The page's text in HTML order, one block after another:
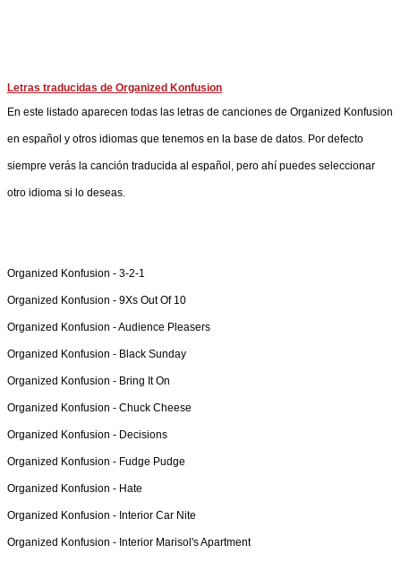
Letras traducidas de Organized Konfusion
En este listado aparecen todas las letras de canciones de Organized Konfusion
en español y otros idiomas que tenemos en la base de datos. Por defecto
siempre verás la canción traducida al español, pero ahí puedes seleccionar
otro idioma si lo deseas.
Organized Konfusion - 3-2-1
Organized Konfusion - 9Xs Out Of 10
Organized Konfusion -Audience Pleasers
Organized Konfusion - Black Sunday
Organized Konfusion - Bring It On
Organized Konfusion - Chuck Cheese
Organized Konfusion - Decisions
Organized Konfusion - Fudge Pudge
Organized Konfusion - Hate
Organized Konfusion - Interior Car Nite
Organized Konfusion - Interior Marisol's Apartment